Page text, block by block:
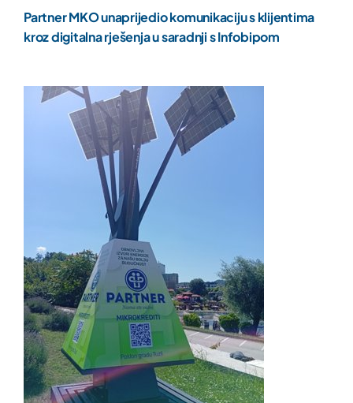
Partner MKO unaprijedio komunikaciju s klijentima
kroz digitalna rješenja u saradnji s Infobipom